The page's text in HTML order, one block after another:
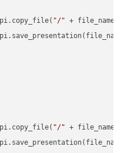
"/" + file_name,
"/" + file_name,